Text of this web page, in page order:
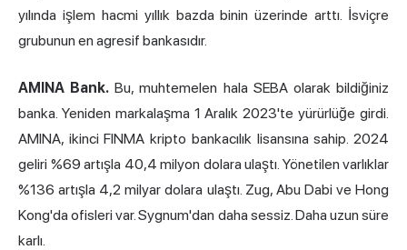
yılında işlem hacmi yıllık bazda binin üzerinde arttı. İsviçre
grubunun en agresif bankasıdır.
AMINA Bank. Bu, muhtemelen hala SEBA olarak bildiğiniz
banka. Yeniden markalaşma 1 Aralık 2023'te yürürlüğe girdi.
AMINA, ikinci FINMA kripto bankacılık lisansına sahip. 2024
geliri %69 artışla 40,4 milyon dolara ulaştı. Yönetilen varlıklar
%136 artışla 4,2 milyar dolara ulaştı. Zug, Abu Dabi ve Hong
Kong'da ofisleri var. Sygnum'dan daha sessiz. Daha uzun süre
karlı.